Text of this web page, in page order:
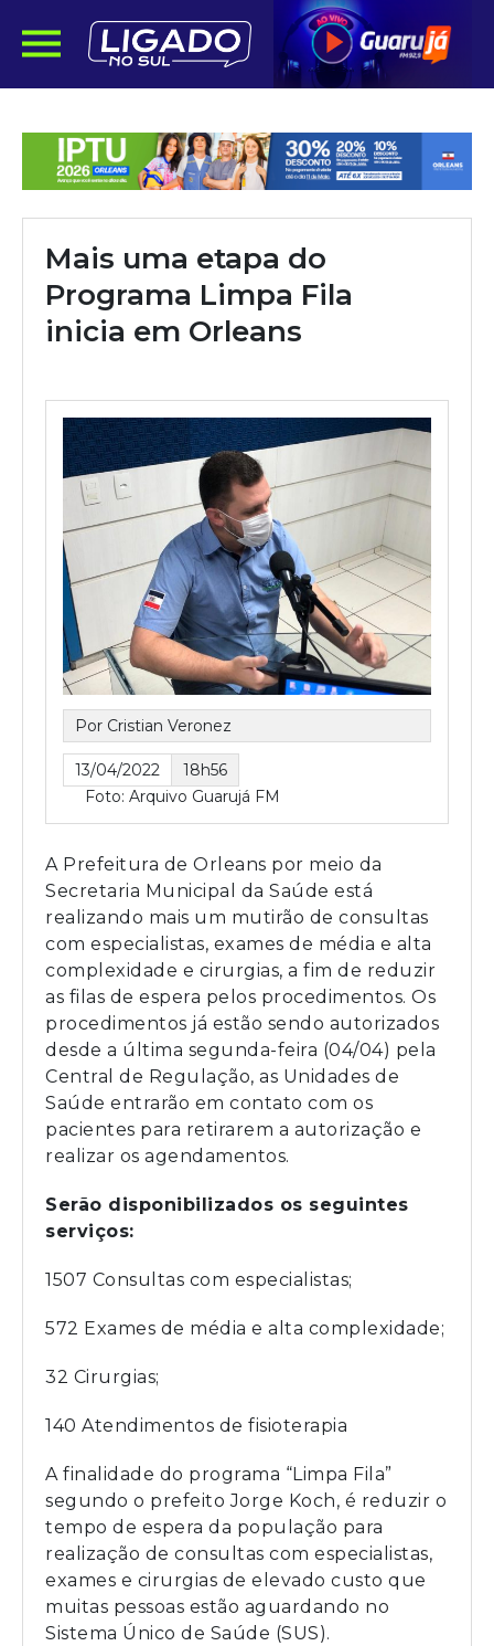
Mais uma etapa do
Programa Limpa Fila
inicia em Orleans
Por Cristian Veronez
13/04/2022
18h56
Foto: Arquivo Guarujá FM
A Prefeitura de Orleans por meio da
Secretaria Municipal da Saúde está
realizando mais um mutirão de consultas
com especialistas, exames de média e alta
complexidade e cirurgias, a fim de reduzir
as filas de espera pelos procedimentos. Os
procedimentos já estão sendo autorizados
desde a última segunda-feira (04/04) pela
Central de Regulação, as Unidades de
Saúde entrarão em contato com os
pacientes para retirarem a autorização e
realizar os agendamentos.
Serão disponibilizados os seguintes
serviços:
1507 Consultas com especialistas;
572 Exames de média e alta complexidade;
32 Cirurgias;
140 Atendimentos de fisioterapia
A finalidade do programa “Limpa Fila”
segundo o prefeito Jorge Koch, é reduzir o
tempo de espera da população para
realização de consultas com especialistas,
exames e cirurgias de elevado custo que
muitas pessoas estão aguardando no
Sistema Único de Saúde (SUS).